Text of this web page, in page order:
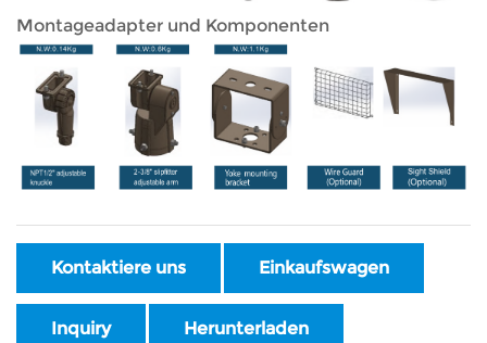
Montageadapter und Komponenten
Kontaktiere uns Einkaufswagen
Inquiry Herunterladen